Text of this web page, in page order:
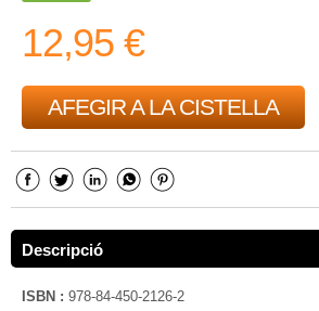
12,95 €
AFEGIR A LA CISTELLA
Descripció
ISBN : 978-84-450-2126-2